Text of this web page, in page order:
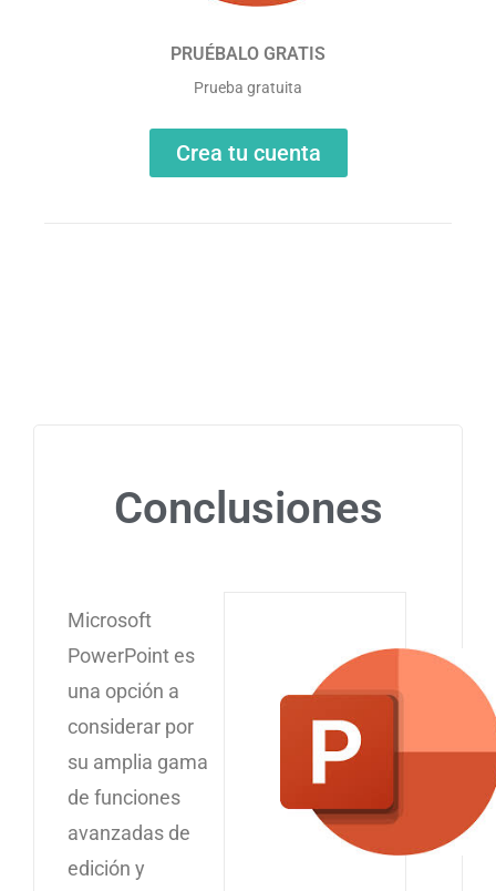
PRUÉBALO GRATIS
Prueba gratuita
Crea tu cuenta
Conclusiones
Microsoft
PowerPoint es
una opción a
considerar por
su amplia gama
de funciones
avanzadas de
edición y